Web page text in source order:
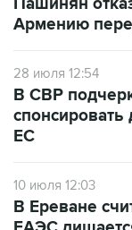
28 июля 12:54
спонсировать
ЕС
ЕАЭС
ограничений